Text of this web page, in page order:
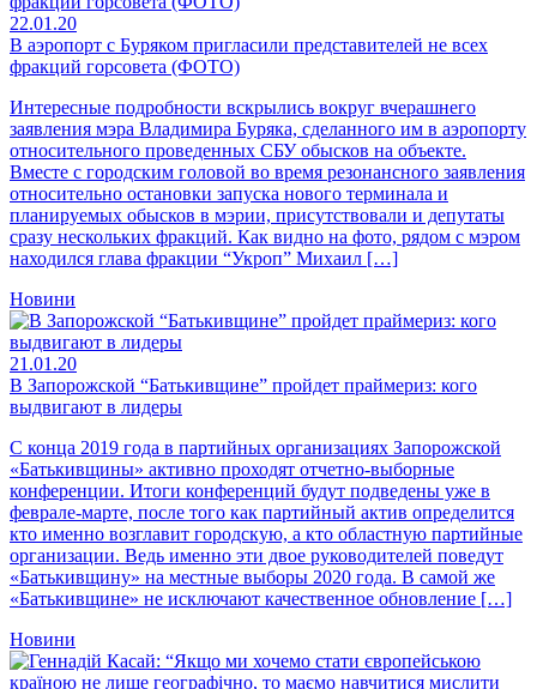
22.01.20
В аэропорт с Буряком пригласили представителей не всех
фракций горсовета (ФОТО)
Интересные подробности вскрылись вокруг вчерашнего
заявления мэра Владимира Буряка, сделанного им в аэропорту
относительного проведенных СБУ обысков на объекте.
Вместе с городским головой во время резонансного заявления
относительно остановки запуска нового терминала и
планируемых обысков в мэрии, присутствовали и депутаты
сразу нескольких фракций. Как видно на фото, рядом с мэром
находился глава фракции “Укроп” Михаил […]
Новини
21.01.20
В Запорожской “Батькивщине” пройдет праймериз: кого
выдвигают в лидеры
С конца 2019 года в партийных организациях Запорожской
«Батькивщины» активно проходят отчетно-выборные
конференции. Итоги конференций будут подведены уже в
феврале-марте, после того как партийный актив определится
кто именно возглавит городскую, а кто областную партийные
организации. Ведь именно эти двое руководителей поведут
«Батькивщину» на местные выборы 2020 года. В самой же
«Батькивщине» не исключают качественное обновление […]
Новини